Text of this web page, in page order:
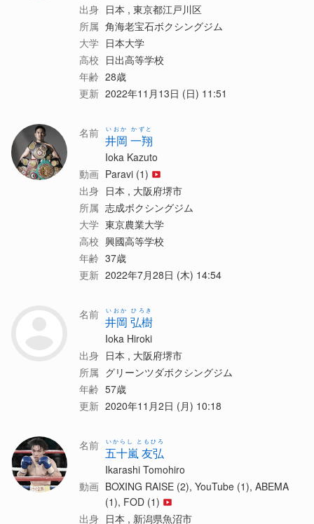
出身 日本 , 東京都江戸川区
所属 角海老宝石ボクシングジム
大学 日本大学
高校 日出高等学校
年齢 28歳
更新 2022年11月13日 (日) 11:51
名前 井岡 一翔
いおか かずと
Ioka Kazuto
動画 Paravi (1)
出身 日本 , 大阪府堺市
所属 志成ボクシングジム
大学 東京農業大学
高校 興國高等学校
年齢 37歳
更新 2022年7月28日 (木) 14:54
名前 井岡 弘樹
いおか ひろき
Ioka Hiroki
出身 日本 , 大阪府堺市
所属 グリーンツダボクシングジム
年齢 57歳
更新 2020年11月2日 (月) 10:18
名前 五十嵐 友弘
いからし ともひろ
Ikarashi Tomohiro
動画 BOXING RAISE (2), YouTube (1), ABEMA
(1), FOD (1)
出身 日本 , 新潟県魚沼市